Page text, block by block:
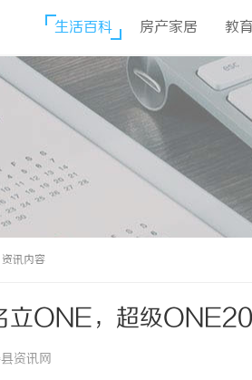
生活百科 房产家居 教
资讯内容
立ONE，超级
资讯网